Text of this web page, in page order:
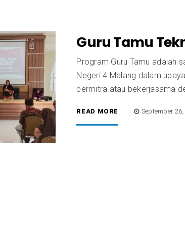
Guru Tamu
Program Guru Tamu adalah
Negeri 4 Malang dalam
bermitra atau bekerjasama
READ MORE September